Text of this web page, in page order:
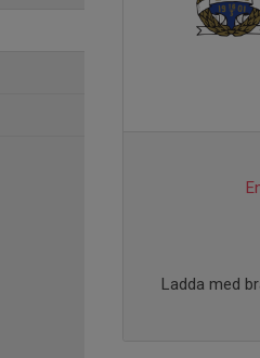
Ladda med